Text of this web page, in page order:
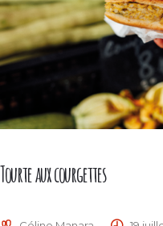
Tourte aux courgettes